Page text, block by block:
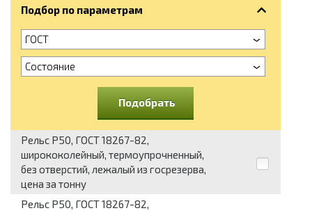
Подбор по параметрам
ГОСТ
Состояние
Подобрать
Рельс Р50, ГОСТ 18267-82,
ширококолейный, термоупрочненный,
без отверстий, лежалый из госрезерва,
цена за тонну
Рельс Р50, ГОСТ 18267-82,